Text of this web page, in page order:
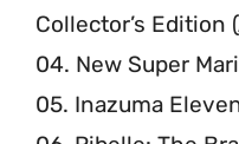
Collector’s Edition
04. New Super
05. Inazuma